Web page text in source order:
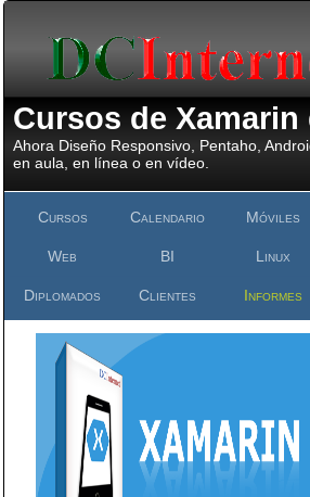
Cursos de Xamarin
Ahora Diseño Responsivo, Pentaho,
en aula, en línea o en vídeo.
Cursos Calendario Móviles
Web BI Linux
Diplomados Clientes Informes